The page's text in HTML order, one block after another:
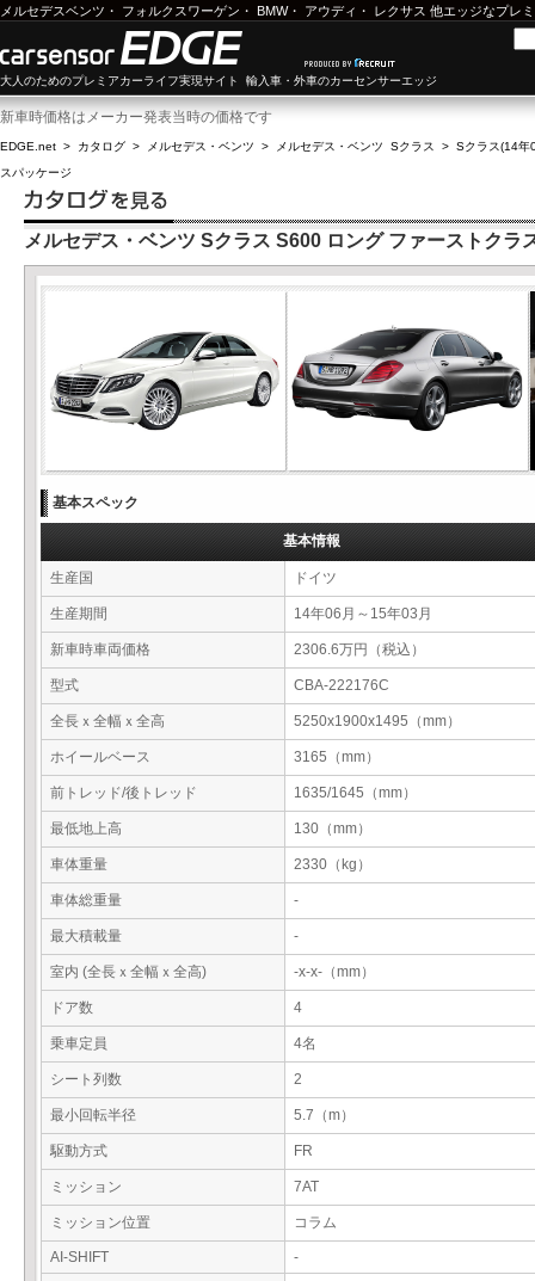
メルセデスベンツ ・ フォルクスワーゲン ・ BMW・ アウディ ・ レクサス 他エッジなプレ
大人のためのプレミアカーライフ実現サイト 輸入車・外車のカーセンサーエッジ
新車時価格はメーカー発表当時の価格です
EDGE.net > カタログ > メルセデス・ベンツ > メルセデス・ベンツ Sクラス > Sクラス(14年
スパッケージ
メルセデス・ベンツ Sクラス S600 ロング ファーストクラ
基本スペック
基本情報
生産国 ドイツ
生産期間 14年06月～15年03月
新車時車両価格 2306.6万円（税込）
型式 CBA-222176C
全長ｘ全幅ｘ全高 5250x1900x1495（mm）
ホイールベース 3165（mm）
前トレッド/後トレッド 1635/1645（mm）
最低地上高 130（mm）
車体重量 2330（kg）
車体総重量 -
最大積載量 -
室内 (全長ｘ全幅ｘ全高) -x-x-（mm）
ドア数 4
乗車定員 4名
シート列数 2
最小回転半径 5.7（m）
駆動方式 FR
ミッション 7AT
ミッション位置 コラム
AI-SHIFT
-